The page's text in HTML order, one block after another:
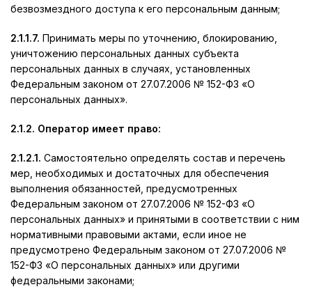
безвозмездного доступа к его персональным данным;
2.1.1.7. Принимать меры по уточнению, блокированию,
уничтожению персональных данных субъекта
персональных данных в случаях, установленных
Федеральным законом от 27.07.2006 № 152-ФЗ «О
персональных данных».
2.1.2. Оператор имеет право:
2.1.2.1. Самостоятельно определять состав и перечень
мер, необходимых и достаточных для обеспечения
выполнения обязанностей, предусмотренных
Федеральным законом от 27.07.2006 № 152-ФЗ «О
персональных данных» и принятыми в соответствии с ним
нормативными правовыми актами, если иное не
предусмотрено Федеральным законом от 27.07.2006 №
152-ФЗ «О персональных данных» или другими
федеральными законами;